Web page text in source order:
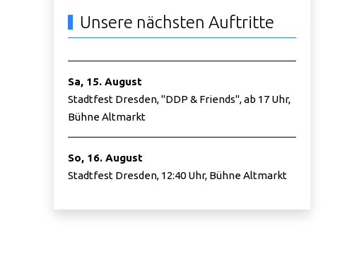
Unsere nächsten Auftritte
Sa, 15. August
Stadtfest Dresden, "DDP & Friends", ab 17 Uhr,
Bühne Altmarkt
So, 16. August
Stadtfest Dresden, 12:40 Uhr, Bühne Altmarkt